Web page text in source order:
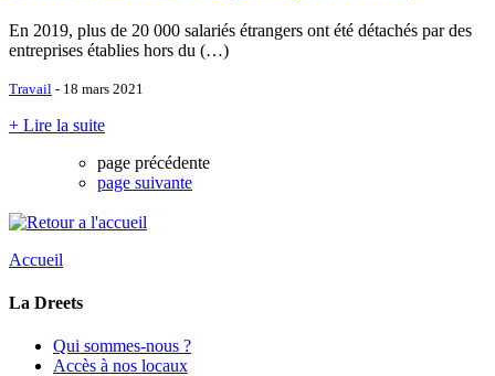
En 2019, plus de 20 000 salariés étrangers ont été détachés par des
entreprises établies hors du (…)
Travail - 18 mars 2021
+ Lire la suite
page précédente
page suivante
Accueil
La Dreets
Qui sommes-nous ?
Accès à nos locaux